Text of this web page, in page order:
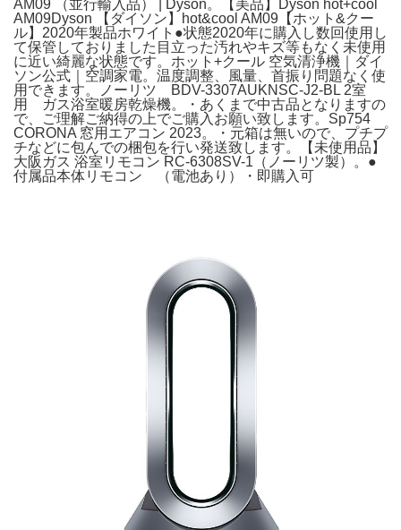
AM09 （並行輸入品） | Dyson。【美品】Dyson hot+cool
AM09Dyson 【ダイソン】hot&cool AM09【ホット&クー
ル】2020年製品ホワイト●状態2020年に購入し数回使用し
て保管しておりました目立った汚れやキズ等もなく未使用
に近い綺麗な状態です。ホット+クール 空気清浄機｜ダイ
ソン公式｜空調家電。温度調整、風量、首振り問題なく使
用できます。ノーリツ BDV-3307AUKNSC-J2-BL 2室
用 ガス浴室暖房乾燥機。・あくまで中古品となりますの
で、ご理解ご納得の上でご購入お願い致します。Sp754
CORONA 窓用エアコン 2023。・元箱は無いので、プチプ
チなどに包んでの梱包を行い発送致します。【未使用品】
大阪ガス 浴室リモコン RC-6308SV-1（ノーリツ製）。●
付属品本体リモコン （電池あり）・即購入可